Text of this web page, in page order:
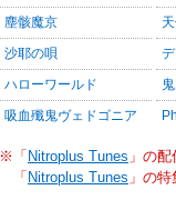
塵骸魔京
沙耶の唄
ハローワールド
吸血殲鬼ヴェドゴニア
※「 Nitroplus Tunes 」の
「 Nitroplus Tunes 」の